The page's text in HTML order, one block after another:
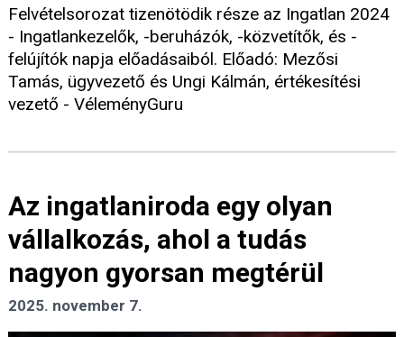
Felvételsorozat tizenötödik része az Ingatlan 2024
- Ingatlankezelők, -beruházók, -közvetítők, és -
felújítók napja előadásaiból. Előadó: Mezősi
Tamás, ügyvezető és Ungi Kálmán, értékesítési
vezető - VéleményGuru
Az ingatlaniroda egy olyan
vállalkozás, ahol a tudás
nagyon gyorsan megtérül
2025. november 7.